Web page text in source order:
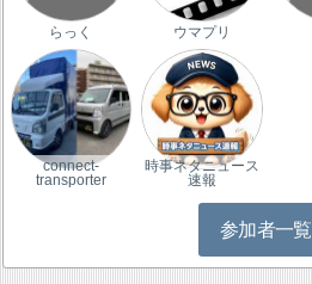
らっく ウマプリ
connect-
transporter
時事ネタニュース
速報
参加者一覧